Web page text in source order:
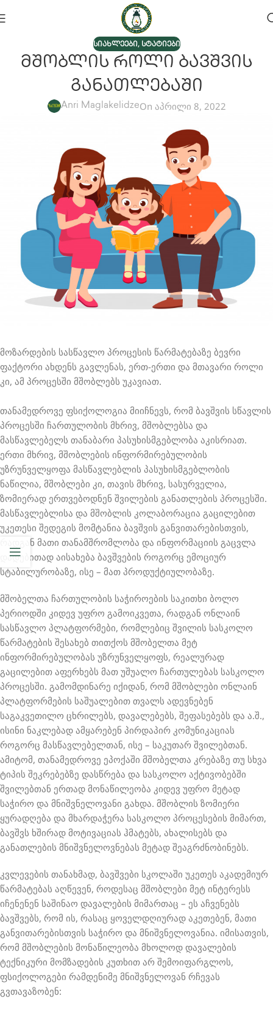
ᲡᲘᲐᲮᲚᲔᲔᲑᲘ, ᲡᲢᲐᲢᲘᲔᲑᲘ
Მშობლის Როლი Ბავშვის
Განათლებაში
Anri MaglakelidzeOn აპრილი 8, 2022
მოზარდების სასწავლო პროცესის წარმატებაზე ბევრი
ფაქტორი ახდენს გავლენას, ერთ-ერთი და მთავარი როლი
კი, ამ პროცესში მშობლებს უკავიათ.
თანამედროვე ფსიქოლოგია მიიჩნევს, რომ ბავშვის სწავლის
პროცესში ჩართულობის მხრივ, მშობლებსა და
მასწავლებელს თანაბარი პასუხისმგებლობა აკისრიათ.
ერთი მხრივ, მშობლების ინფორმირებულობის
უზრუნველყოფა მასწავლებლის პასუხისმგებლობის
ნაწილია, მშობლები კი, თავის მხრივ, სასურველია,
ზომიერად ერთვებოდნენ შვილების განათლების პროცესში.
მასწავლებლისა და მშობლის კოლაბორაცია გაცილებით
უკეთესი შედეგის მომტანია ბავშვის განვითარებისთვის,
რადგან მათი თანამშრომლობა და ინფორმაციის გაცვლა
დადებითად აისახება ბავშვების როგორც ემოციურ
სტაბილურობაზე, ისე – მათ პროდუქტიულობაზე.
მშობელთა ჩართულობის საჭიროების საკითხი ბოლო
პერიოდში კიდევ უფრო გამოიკვეთა, რადგან ონლაინ
სასწავლო პლატფორმები, რომლებიც შვილის სასკოლო
წარმატების შესახებ თითქოს მშობელთა მეტ
ინფორმირებულობას უზრუნველყოფს, რეალურად
გაცილებით აფერხებს მათ უშუალო ჩართულებას სასკოლო
პროცესში. გამომდინარე იქიდან, რომ მშობლები ონლაინ
პლატფორმების საშუალებით თვალს ადევნებენ
საგაკვეთილო ცხრილებს, დავალებებს, შეფასებებს და ა.შ.,
ისინი ნაკლებად ამყარებენ პირდაპირ კომუნიკაციას
როგორც მასწავლებელთან, ისე – საკუთარ შვილებთან.
ამიტომ, თანამედროვე ეპოქაში მშობელთა კრებაზე თუ სხვა
ტიპის შეკრებებზე დასწრება და სასკოლო აქტივობებში
შვილებთან ერთად მონაწილეობა კიდევ უფრო მეტად
საჭირო და მნიშვნელოვანი გახდა. მშობლის ზომიერი
ყურადღება და მხარდაჭერა სასკოლო პროცესების მიმართ,
ბავშვს ხშირად მოტივაციას ჰმატებს, ახალისებს და
განათლების მნიშვნელოვნებას მეტად შეაგრძნობინებს.
კვლევების თანახმად, ბავშვები სკოლაში უკეთეს აკადემიურ
წარმატებას აღწევენ, როდესაც მშობლები მეტ ინტერესს
იჩენენენ საშინაო დავალების მიმართაც – ეს აჩვენებს
ბავშვებს, რომ ის, რასაც ყოველდღიურად აკეთებენ, მათი
განვითარებისთვის საჭირო და მნიშვნელოვანია. იმისათვის,
რომ მშობლების მონაწილეობა მხოლოდ დავალების
ტექნიკური მომზადების კუთხით არ შემოიფარგლოს,
ფსიქოლოგები რამდენიმე მნიშვნელოვან რჩევას
გვთავაზობენ: